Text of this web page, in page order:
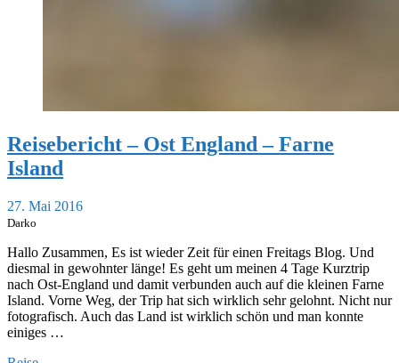
Reisebericht – Ost England – Farne
Island
27. Mai 2016
Darko
Hallo Zusammen, Es ist wieder Zeit für einen Freitags Blog. Und
diesmal in gewohnter länge! Es geht um meinen 4 Tage Kurztrip
nach Ost-England und damit verbunden auch auf die kleinen Farne
Island. Vorne Weg, der Trip hat sich wirklich sehr gelohnt. Nicht nur
fotografisch. Auch das Land ist wirklich schön und man konnte
einiges …